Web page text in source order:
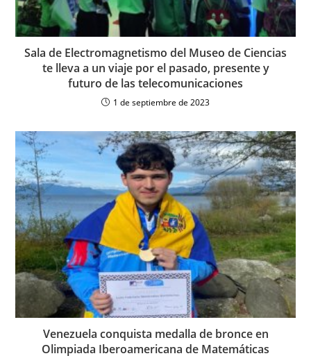
Sala de Electromagnetismo del Museo de Ciencias
te lleva a un viaje por el pasado, presente y
futuro de las telecomunicaciones
1 de septiembre de 2023
Venezuela conquista medalla de bronce en
Olimpiada Iberoamericana de Matemáticas